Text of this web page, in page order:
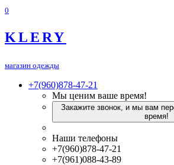
0
KLERY
магазин одежды
+7(960)878-47-21
Мы ценим ваше время!
Закажите звонок, и мы вам
время!
Наши телефоны
+7(960)878-47-21
+7(961)088-43-89